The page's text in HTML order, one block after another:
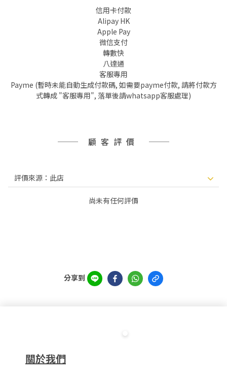
信用卡付款
Alipay HK
Apple Pay
微信支付
轉數快
八達通
客服專用
Payme (暫時未能自動生成付款碼, 如需要payme付款, 請將付款方
式轉成 "客服專用", 落單後請whatsapp客服處理)
顧客評價
尚未有任何評價
分享到
關於我們